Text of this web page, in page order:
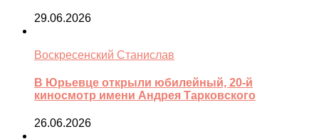
29.06.2026
Воскресенский Станислав
В Юрьевце открыли юбилейный, 20-й
киносмотр имени Андрея Тарковского
26.06.2026